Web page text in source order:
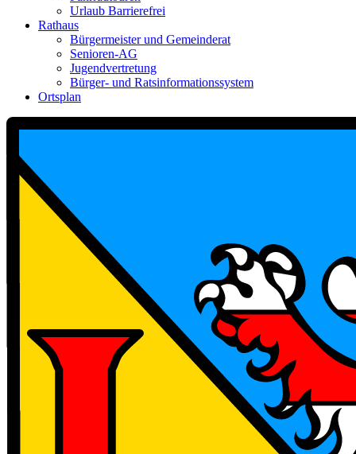
Urlaub Barrierefrei
Rathaus
Bürgermeister und Gemeinderat
Senioren-AG
Jugendvertretung
Bürger- und Ratsinformationssystem
Ortsplan